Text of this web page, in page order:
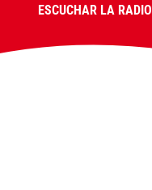
ESCUCHAR LA RADIO